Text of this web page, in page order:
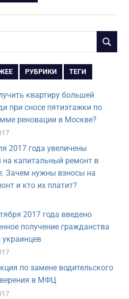
ПОИСК
РУБРИКИ ТЕГИ
квартиру большей
при сносе пятиэтажки по
реновации в Москве?
2017 года увеличены
на капитальный ремонт в
Зачем нужны взносы на
и кто их платит?
2017 года введено
получение гражданства
по замене водительского
в МФЦ